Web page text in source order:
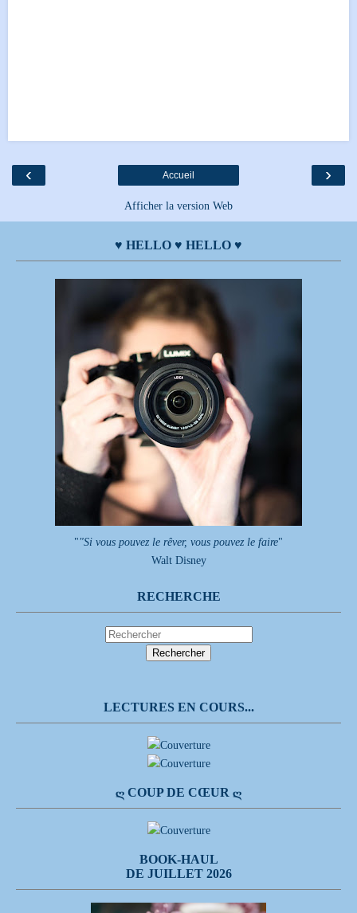
‹ ›
Accueil
Afficher la version Web
♥ HELLO ♥ HELLO ♥
""Si vous pouvez le rêver, vous pouvez le faire"
Walt Disney
RECHERCHE
LECTURES EN COURS...
Ღ COUP DE CŒUR Ღ
BOOK-HAUL
DE JUILLET 2026